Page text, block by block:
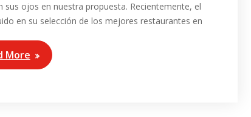
ojos en nuestra propuesta. Recientemente, el
en su selección de los mejores restaurantes en
More